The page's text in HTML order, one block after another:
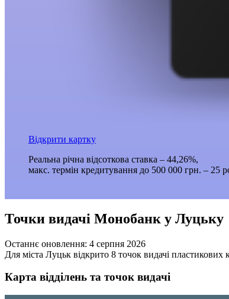
Відкрити картку
Реальна річна відсоткова ставка – 44,26%,
макс. термін кредитування до 500 000 грн. – 25
Точки видачі Монобанк у Луцьку
Останнє оновлення: 4 серпня 2026
Для міста Луцьк відкрито 8 точок видачі пластикових
Карта відділень та точок видачі